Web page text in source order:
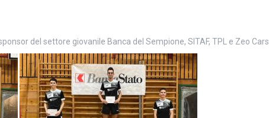
del settore giovanile Banca del Sempione, SITAF, TPL e Zeo Cars.